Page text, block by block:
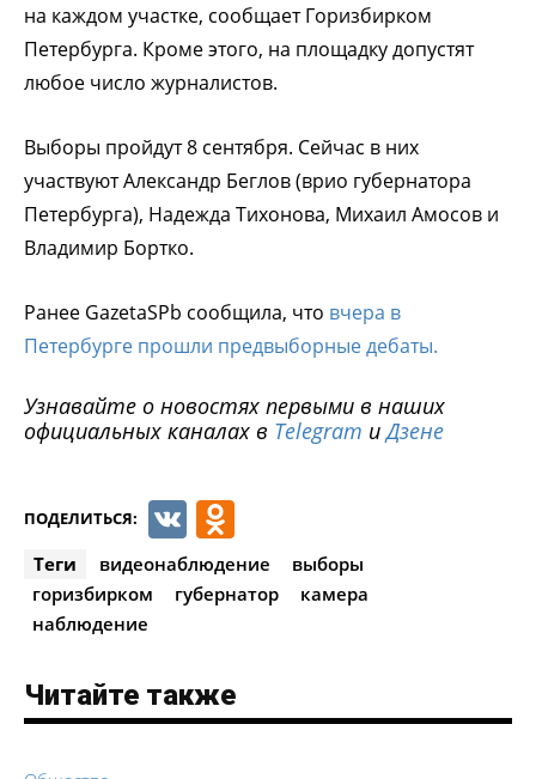
на каждом участке, сообщает Горизбирком
Петербурга. Кроме этого, на площадку допустят
любое число журналистов.
Выборы пройдут 8 сентября. Сейчас в них
участвуют Александр Беглов (врио губернатора
Петербурга), Надежда Тихонова, Михаил Амосов и
Владимир Бортко.
Ранее GazetaSPb сообщила, что вчера в
Петербурге прошли предвыборные дебаты.
Узнавайте о новостях первыми в наших
официальных каналах в Telegram иДзене
ПОДЕЛИТЬСЯ: VK
Теги видеонаблюдение
выборы
горизбирком
губернатор
камера
наблюдение
Читайте также